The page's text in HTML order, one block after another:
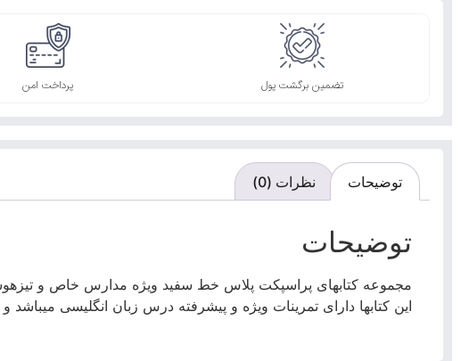
تضمین برگشت پول پرداخت امن
توضیحات نظرات (0)
توضیحات
مجموعه کتابهای پراسپکت پلاس خط سفید ویژه مدارس خاص و
این کتابها دارای تمرینات ویژه و پیشرفته درس زبان انگلیسی